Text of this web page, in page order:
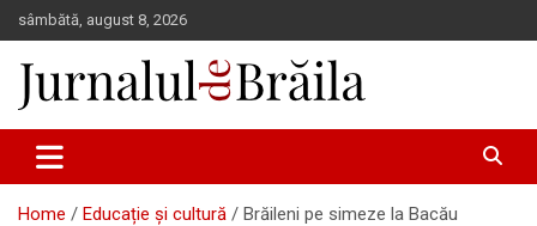
Skip
to
content
sâmbătă, august 8, 2026
Jurnalul de Brăila
Home Educație și cultură Brăileni pe simeze la Bacău